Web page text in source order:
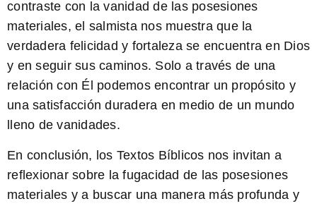
contraste con la vanidad de las posesiones
materiales, el salmista nos muestra que la
verdadera felicidad y fortaleza se encuentra en Dios
y en seguir sus caminos. Solo a través de una
relación con Él podemos encontrar un propósito y
una satisfacción duradera en medio de un mundo
lleno de vanidades.
En conclusión, los Textos Bíblicos nos invitan a
reflexionar sobre la fugacidad de las posesiones
materiales y a buscar una manera más profunda y